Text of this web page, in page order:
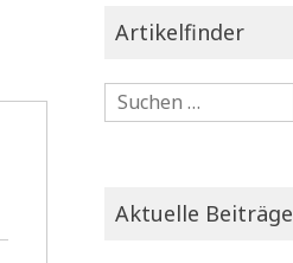
Artikelfinder
Suchen
nach:
Aktuelle Beiträge